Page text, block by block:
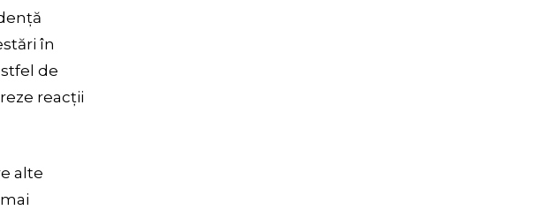
în
de
reacții
alte